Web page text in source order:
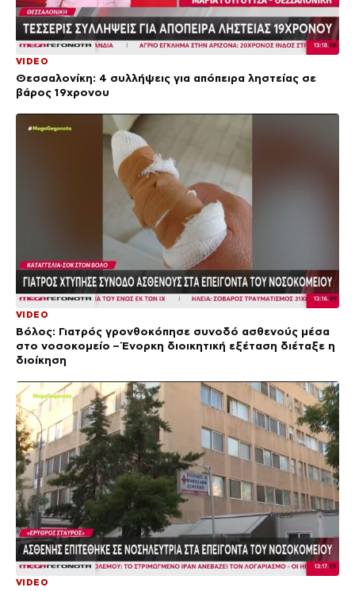
VIDEO
Θεσσαλονίκη: 4 συλλήψεις για απόπειρα ληστείας σε
βάρος 19χρονου
VIDEO
Βόλος: Γιατρός γρονθοκόπησε συνοδό ασθενούς μέσα
στο νοσοκομείο – Ένορκη διοικητική εξέταση διέταξε η
διοίκηση
VIDEO